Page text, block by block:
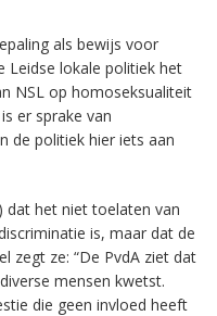
als bewijs voor
Leidse lokale politiek het
NSL op homoseksualiteit
er sprake van
de politiek hier iets aan
dat het niet toelaten van
is, maar dat de
zegt ze: “De PvdA ziet dat
mensen kwetst.
die geen invloed heeft